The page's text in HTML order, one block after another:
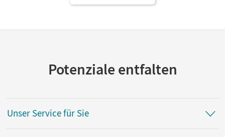
Potenziale entfalten
Unser Service für Sie